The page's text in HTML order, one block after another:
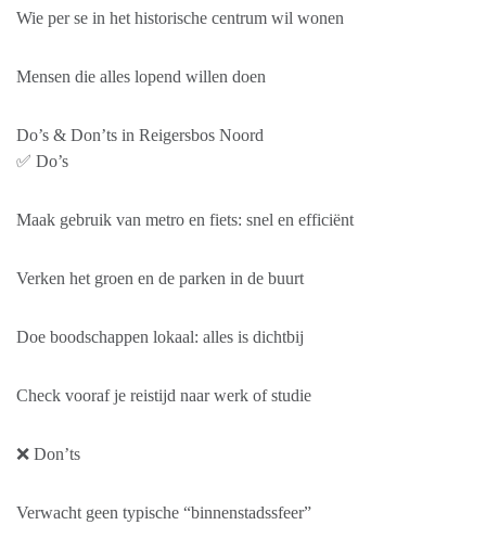
Wie per se in het historische centrum wil wonen
Mensen die alles lopend willen doen
Do’s & Don’ts in Reigersbos Noord
✅ Do’s
Maak gebruik van metro en fiets: snel en efficiënt
Verken het groen en de parken in de buurt
Doe boodschappen lokaal: alles is dichtbij
Check vooraf je reistijd naar werk of studie
❌ Don’ts
Verwacht geen typische “binnenstadssfeer”